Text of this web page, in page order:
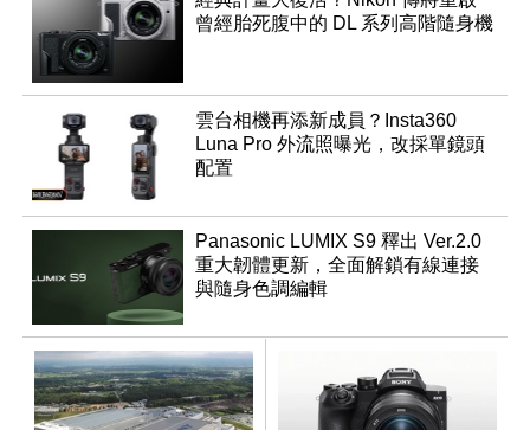
曾經胎死腹中的 DL 系列高階隨身機
雲台相機再添新成員？Insta360
Luna Pro 外流照曝光，改採單鏡頭
配置
Panasonic LUMIX S9 釋出 Ver.2.0
重大韌體更新，全面解鎖有線連接
與隨身色調編輯